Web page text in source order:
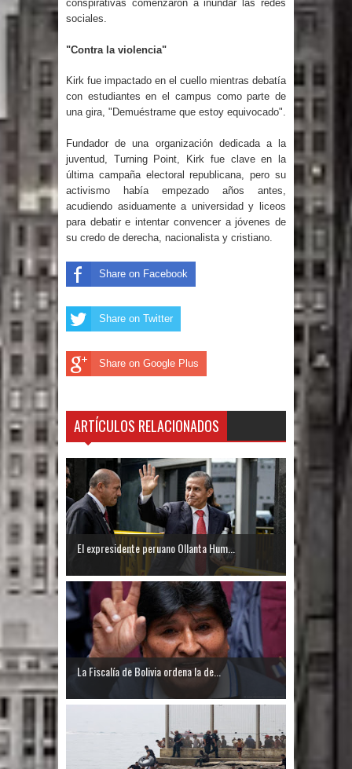
El PRM tendrá desde el próximo
conspirativas comenzaron a inundar las redes
sociales.
"Contra la violencia"
Kirk fue impactado en el cuello mientras debatía
con estudiantes en el campus como parte de
una gira, "Demuéstrame que estoy equivocado".
Fundador de una organización dedicada a la
juventud, Turning Point, Kirk fue clave en la
última campaña electoral republicana, pero su
activismo había empezado años antes,
acudiendo asiduamente a universidad y liceos
para debatir e intentar convencer a jóvenes de
su credo de derecha, nacionalista y cristiano.
Share on Facebook
Share on Twitter
Share on Google Plus
ARTÍCULOS RELACIONADOS
El expresidente peruano Ollanta Hum...
La Fiscalía de Bolivia ordena la de...